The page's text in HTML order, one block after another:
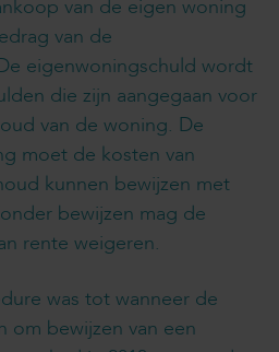
van de eigen woning
van de
eigenwoningschuld wordt
die zijn aangegaan voor
van de woning. De
moet de kosten van
kunnen bewijzen met
bewijzen mag de
rente weigeren.
was tot wanneer de
om bewijzen van een